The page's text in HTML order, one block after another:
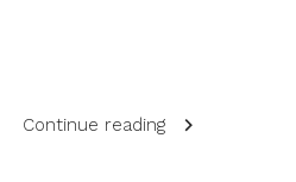
Continue reading